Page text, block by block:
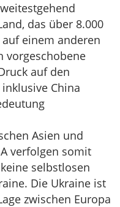
das über 8.000
einem anderen
vorgeschobene
auf den
China
Asien und
verfolgen somit
selbstlosen
Die Ukraine ist
zwischen Europa